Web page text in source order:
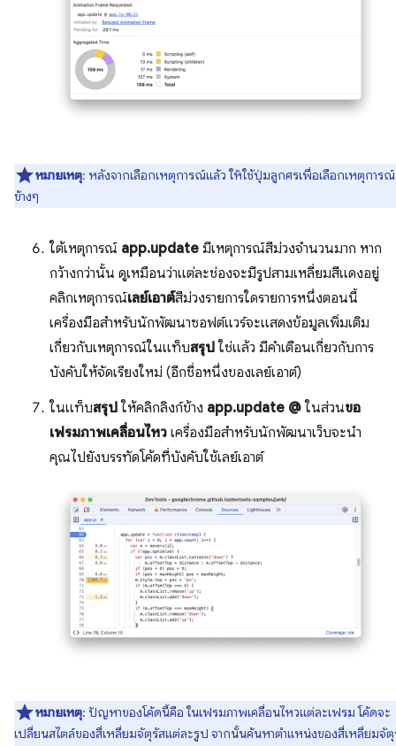
หมายเหตุ: หลังจากเลือกเหตุการณ์แล้ว ให้ใช้ปุ่มลูกศรเพื่อเลือกเหตุการณ์
ข้างๆ
ใต้เหตุการณ์ app.update มีเหตุการณ์สีม่วงจำนวนมาก หาก
กว้างกว่านั้น ดูเหมือนว่าแต่ละช่องจะมีรูปสามเหลี่ยมสีแดงอยู่
คลิกเหตุการณ์เลย์เอาต์สีม่วงรายการใดรายการหนึ่งตอนนี้
เครื่องมือสำหรับนักพัฒนาซอฟต์แวร์จะแสดงข้อมูลเพิ่มเติม
เกี่ยวกับเหตุการณ์ในแท็บสรุปใช่แล้ว มีคำเตือนเกี่ยวกับการ
บังคับให้จัดเรียงใหม่ (อีกชื่อหนึ่งของเลย์เอาต์)
ในแท็บสรุปให้คลิกลิงก์ข้าง app.update @ในส่วนขอ
เฟรมภาพเคลื่อนไหว เครื่องมือสำหรับนักพัฒนาเว็บจะนำ
คุณไปยังบรรทัดโค้ดที่บังคับใช้เลย์เอาต์
หมายเหตุ: ปัญหาของโค้ดนี้คือ ในเฟรมภาพเคลื่อนไหวแต่ละเฟรม โค้ดจะ
เปลี่ยนสไตล์ของสี่เหลี่ยมจัตุรัสแต่ละรูป จากนั้นค้นหาตําแหน่งของสี่เหลี่ยมจั